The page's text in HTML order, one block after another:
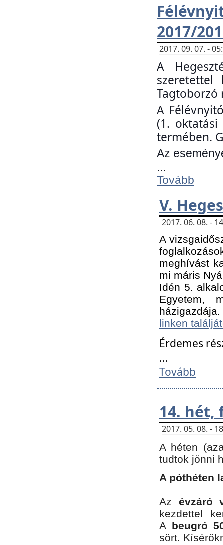
2017/
2017. 09. 07. -
A
Tagtoborzó
A
(1. oktatási
termében.
Az
...
Tovább
V.
2017. 06. 08. -
A
meghívást
mi máris
Idén 5.
Egyetem,
linken
Érdemes
...
Tovább
14. hét,
2017. 05. 08. -
A héten
tudtok jönni
A póthéten
Az évzáró
kezdettel
A beugró
sört.